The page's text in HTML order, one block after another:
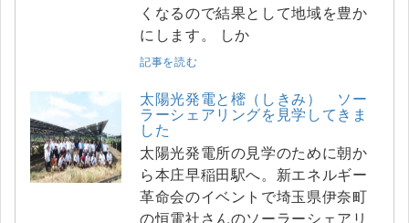
くなるので結果として地域を豊か
にします。 しか
記事を読む
太陽光発電と樒（しきみ） ソー
ラーシェアリングを見学してきま
した
太陽光発電所の見学のために朝か
ら本庄早稲田駅へ。新エネルギー
革命会のイベントで埼玉県伊奈町
の恒電社さんのソーラーシェアリ